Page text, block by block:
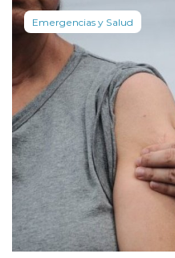
Emergencias y Salud